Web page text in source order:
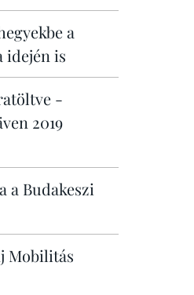
a
idején is
-
2019
a Budakeszi
Mobilitás